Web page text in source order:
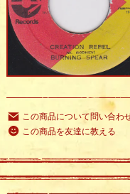
この商品について問い合わ
この商品を友達に教える